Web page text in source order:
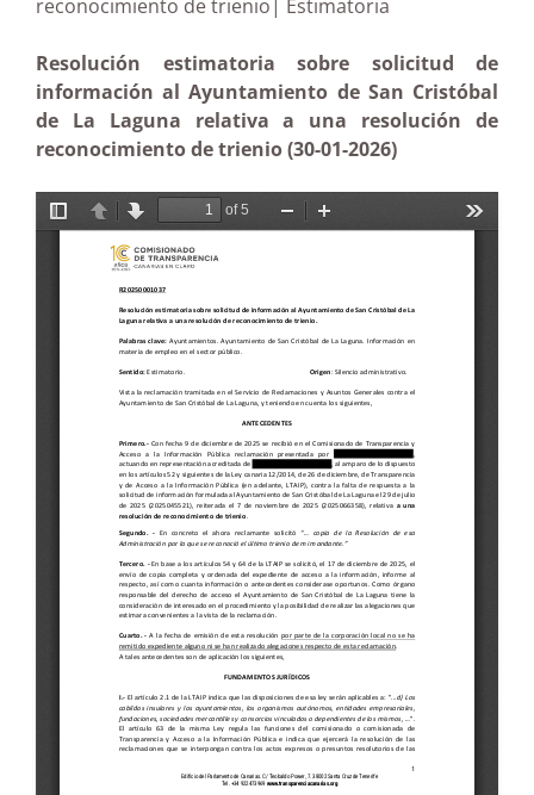
reconocimiento de trienio| Estimatoria
Resolución estimatoria sobre solicitud de
información al Ayuntamiento de San Cristóbal
de La Laguna relativa a una resolución de
reconocimiento de trienio (30-01-2026)